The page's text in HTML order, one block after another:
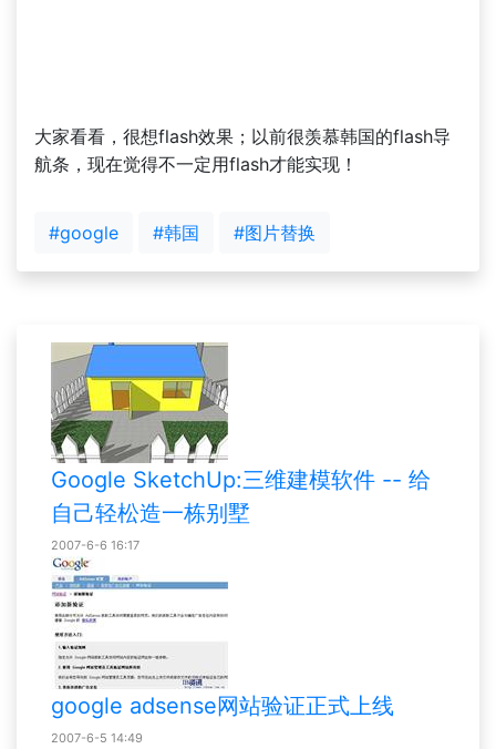
大家看看，很想flash效果；以前很羡慕韩国的flash导
航条，现在觉得不一定用flash才能实现！
#google #韩国 #图片替换
Google SketchUp:三维建模软件 -- 给
自己轻松造一栋别墅
2007-6-6 16:17
google adsense网站验证正式上线
2007-6-5 14:49